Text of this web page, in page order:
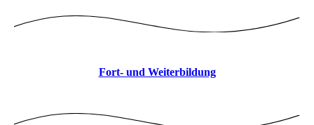
Fort- und Weiterbildung